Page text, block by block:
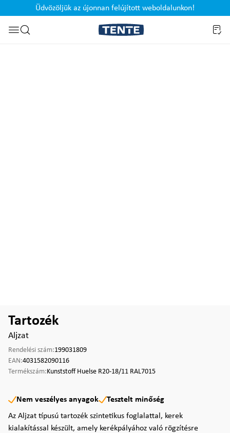
Ugrás a kereséshez
Üdvözöljük az újonnan felújított weboldalunkon!
Tartozék
Aljzat
Rendelési szám:199031809
EAN:4031582090116
Termékszám:Kunststoff Huelse R20-18/11 RAL7015
Nem veszélyes anyagok
Tesztelt minőség
Az Aljzat típusú tartozék szintetikus foglalattal, kerek
kialakítással készült, amely kerékpályához való rögzítésre